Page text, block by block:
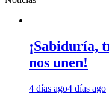
¡Sabiduría,
nos unen!
4 días ago4 días ago